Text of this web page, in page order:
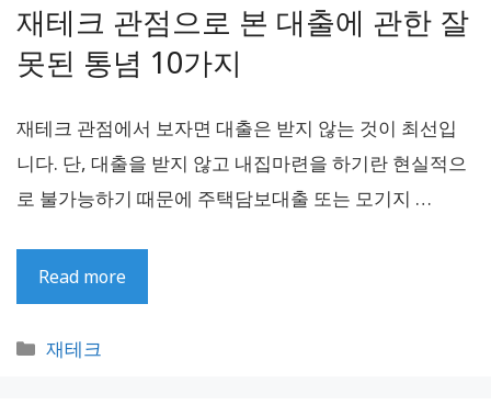
리
재테크 관점으로 본 대출에 관한 잘
못된 통념 10가지
재테크 관점에서 보자면 대출은 받지 않는 것이 최선입
니다. 단, 대출을 받지 않고 내집마련을 하기란 현실적으
로 불가능하기 때문에 주택담보대출 또는 모기지 …
Read more
카
재테크